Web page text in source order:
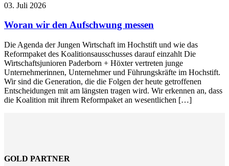
03. Juli 2026
Woran wir den Aufschwung messen
Die Agenda der Jungen Wirtschaft im Hochstift und wie das
Reformpaket des Koalitionsausschusses darauf einzahlt Die
Wirtschaftsjunioren Paderborn + Höxter vertreten junge
Unternehmerinnen, Unternehmer und Führungskräfte im Hochstift.
Wir sind die Generation, die die Folgen der heute getroffenen
Entscheidungen mit am längsten tragen wird. Wir erkennen an, dass
die Koalition mit ihrem Reformpaket an wesentlichen […]
GOLD PARTNER